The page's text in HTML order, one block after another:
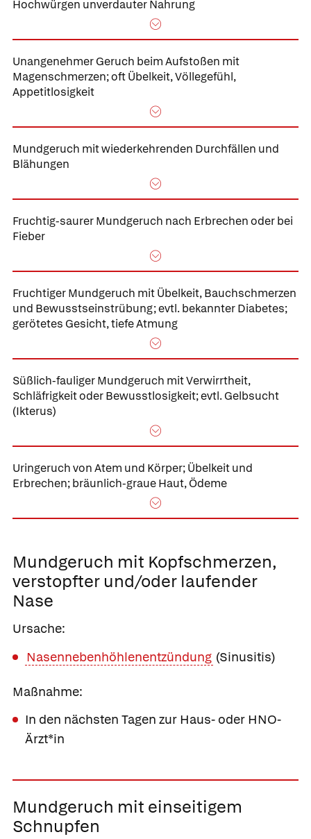
Hochwürgen unverdauter Nahrung
Unangenehmer Geruch beim Aufstoßen mit
Magenschmerzen; oft Übelkeit, Völlegefühl,
Appetitlosigkeit
Mundgeruch mit wiederkehrenden Durchfällen und
Blähungen
Fruchtig-saurerMundgeruch nach Erbrechen oder bei
Fieber
FruchtigerMundgeruch mit Übelkeit, Bauchschmerzen
und Bewusstseinstrübung;evtl. bekannter Diabetes;
gerötetes Gesicht, tiefe Atmung
Süßlich-fauligerMundgeruch mit Verwirrtheit,
Schläfrigkeit oder Bewusstlosigkeit;evtl. Gelbsucht
(Ikterus)
Uringeruch von Atem und Körper;Übelkeit und
Erbrechen; bräunlich-graue Haut, Ödeme
Mundgeruch mit Kopfschmerzen,
verstopfter und/oder laufender
Nase
Ursache:
Nasennebenhöhlenentzündung (Sinusitis)
Maßnahme:
In den nächsten Tagen zur Haus- oder HNO-
Ärzt*in
Mundgeruch mit einseitigem
Schnupfen